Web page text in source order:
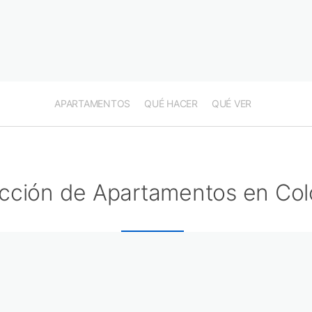
APARTAMENTOS QUÉ HACER QUÉ VER
de Apartamentos en